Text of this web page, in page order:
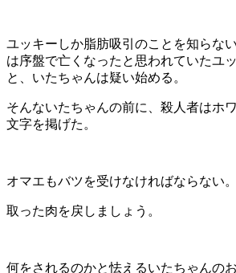
ユッキーしか脂肪吸引のことを知らな
は序盤で亡くなったと思われていたユ
と、いたちゃんは疑い始める。
そんないたちゃんの前に、殺人者はホ
文字を掲げた。
オマエもバツを受けなければならない。
取った肉を戻しましょう。
何をされるのかと怯えるいたちゃんの